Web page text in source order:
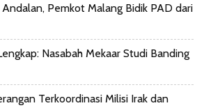
Andalan, Pemkot Malang Bidik PAD dari
Nasabah Mekaar Studi Banding
Terkoordinasi Milisi Irak dan